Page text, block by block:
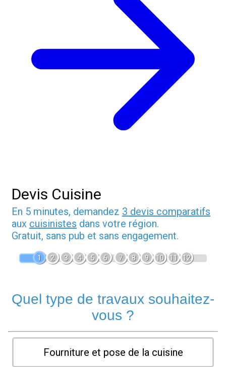
Devis Cuisine
En 5 minutes, demandez 3 devis comparatifs
aux cuisinistes dans votre région.
Gratuit, sans pub et sans engagement.
1 2 3 4 5 6 7 8 9 10 11 12
Quel type de travaux souhaitez-
vous ?
Fourniture et pose de la cuisine